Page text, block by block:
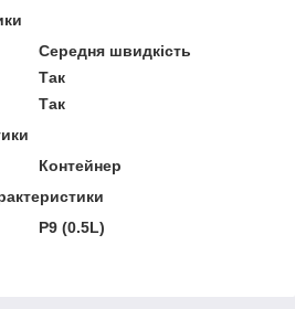
Середня швидкість
Так
Так
Контейнер
P9 (0.5L)